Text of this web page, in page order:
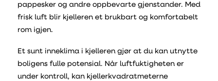
pappesker og andre oppbevarte gjenstander. Med
frisk luft blir kjelleren et brukbart og komfortabelt
rom igjen.
Et sunt inneklima i kjelleren gjør at du kan utnytte
boligens fulle potensial. Når luftfuktigheten er
under kontroll, kan kjellerkvadratmeterne